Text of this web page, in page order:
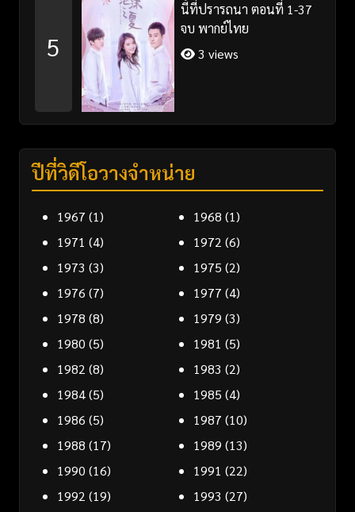
5
นี้ที่ปรารถนา ตอนที่ 1-37
จบ พากย์ไทย
3 views
ปีที่วิดีโอวางจำหน่าย
1967 (1) 1968 (1)
1971 (4) 1972 (6)
1973 (3) 1975 (2)
1976 (7) 1977 (4)
1978 (8) 1979 (3)
1980 (5) 1981 (5)
1982 (8) 1983 (2)
1984(5) 1985 (4)
1986 (5) 1987 (10)
1988 (17) 1989 (13)
1990 (16) 1991 (22)
1992 (19) 1993 (27)